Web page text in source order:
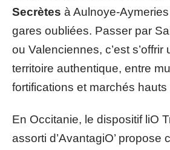
Secrètes à Aulnoye-
gares oubliées. Passer par
ou Valenciennes, c’est
territoire authentique, entre
fortifications et marchés hauts
En Occitanie, le dispositif liO
assorti d’AvantagiO’ propose